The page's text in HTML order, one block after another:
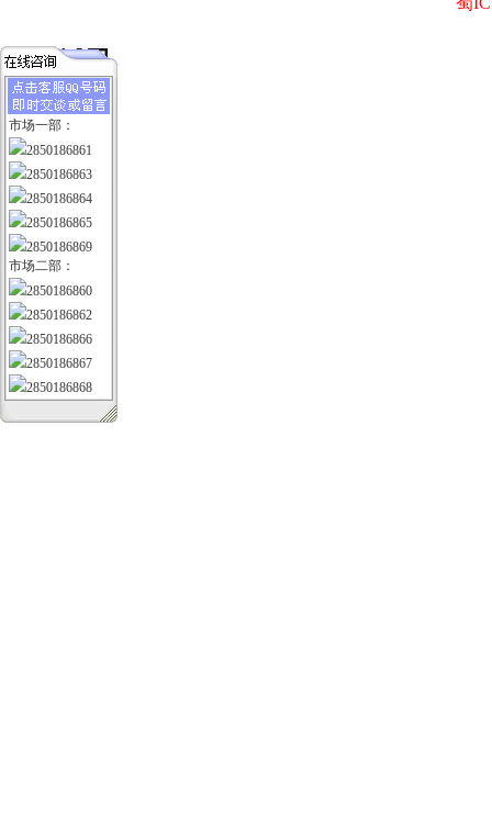
市场一部：
2850186861
2850186863
2850186864
2850186865
2850186869
市场二部：
2850186860
2850186862
2850186866
2850186867
2850186868